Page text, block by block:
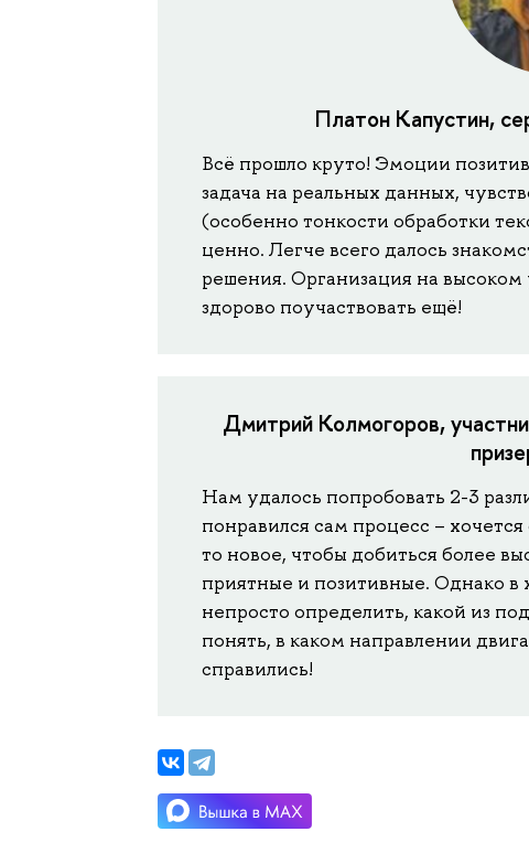
Платон Капустин,
Всё прошло круто! Эмоции
задача на реальных данных,
(особенно тонкости обработки
ценно. Легче всего далось
решения. Организация на
здорово поучаствовать ещё!
Дмитрий Колмогоров,
Нам удалось попробовать 2-3
понравился сам процесс –
то новое, чтобы добиться более
приятные и позитивные. Однако в
непросто определить, какой из
понять, в каком направлении
справились!